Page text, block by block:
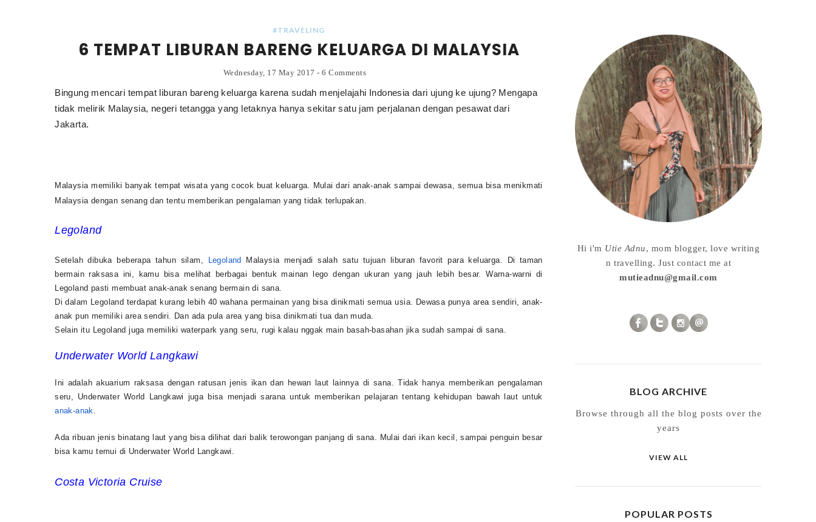
#TRAVELING
6 TEMPAT LIBURAN BARENG KELUARGA DI MALAYSIA
Wednesday, 17 May 2017-6 Comments
Bingung mencari tempat liburan bareng keluarga karena sudah menjelajahi Indonesia dari ujung ke ujung? Mengapa
tidak melirik Malaysia, negeri tetangga yang letaknya hanya sekitar satu jam perjalanan dengan pesawat dari
Jakarta.
Malaysia memiliki banyak tempat wisata yang cocok buat keluarga. Mulai dari anak-anak sampai dewasa, semua bisa menikmati
Malaysia dengan senang dan tentu memberikan pengalaman yang tidak terlupakan.
Legoland
Setelah dibuka beberapa tahun silam, Legoland
Malaysia menjadi salah satu tujuan liburan favorit para keluarga. Di taman
bermain raksasa ini, kamu bisa melihat berbagai bentuk mainan lego dengan ukuran yang jauh lebih besar. Warna-warni di
Legoland pasti membuat anak-anak senang bermain di sana.
Di dalam Legoland terdapat kurang lebih 40 wahana permainan yang bisa dinikmati semua usia. Dewasa punya area sendiri, anak-
anak pun memiliki area sendiri. Dan ada pula area yang bisa dinikmati tua dan muda.
Selain itu Legoland juga memiliki waterpark yang seru, rugi kalau nggak main basah-basahan jika sudah sampai di sana.
Underwater World Langkawi
Ini adalah akuarium raksasa dengan ratusan jenis ikan dan hewan laut lainnya di sana. Tidak hanya memberikan pengalaman
seru, Underwater World Langkawi juga bisa menjadi sarana untuk memberikan pelajaran tentang kehidupan bawah laut untuk
anak-anak.
Ada ribuan jenis binatang laut yang bisa dilihat dari balik terowongan panjang di sana. Mulai dari ikan kecil, sampai penguin besar
bisa kamu temui di Underwater World Langkawi.
Costa Victoria Cruise
Hi i'm Utie Adnu, mom blogger, love writing
n travelling. Just contact me at
mutieadnu@gmail.com
BLOG ARCHIVE
Browse through all the blog posts over the
years
VIEW ALL
POPULAR POSTS